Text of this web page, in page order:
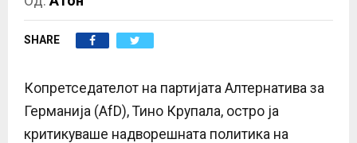
E
N
U
SHARE
Копретседателот на партијата Алтернатива за
Германија (AfD), Тино Крупала, остро ја
критикуваше надворешната политика на